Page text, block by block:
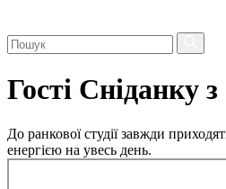
Гості Сніданку з
До ранкової студії завжди
енергією на увесь день.